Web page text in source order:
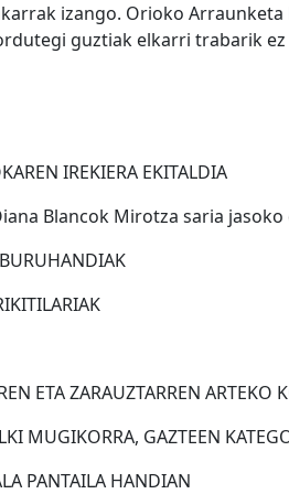
izango. Orioko
guztiak elkarri trabarik ez
IREKIERA EKITALDIA
Blancok Mirotza saria jasoko
ETA ZARAUZTARREN ARTEKO
MUGIKORRA, GAZTEEN
PANTAILA HANDIAN